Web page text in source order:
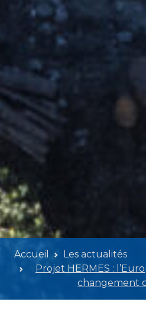
Accueil
Les actualités
Projet HERMES :
changement